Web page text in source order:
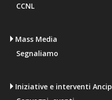
CCNL
Mass Media
Segnaliamo
Iniziative e interventi Ancip